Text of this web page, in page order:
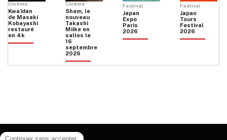
Cinéma
Kwaïdan
de Masaki
Kobayashi
restauré
en 4k
Cinéma
Sham, le
nouveau
Takashi
Miike en
salles le
16
septembre
2026
Festival
Japan
Expo
Paris
2026
Festival
Japan
Tours
Festival
2026